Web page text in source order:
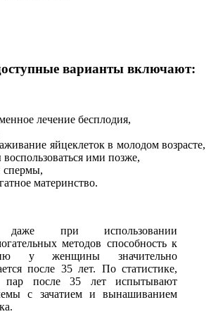
варианты включают:
лечение бесплодия,
яйцеклеток в молодом возрасте,
воспользоваться ими позже,
спермы,
материнство.
при использовании
методов способность к
у женщины значительно
после 35 лет. По статистике,
пар после 35 лет испытывают
с зачатием и вынашиванием